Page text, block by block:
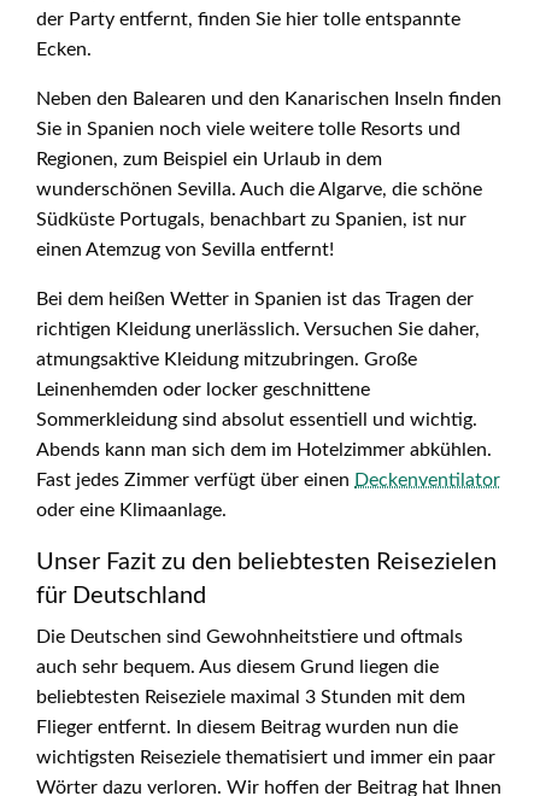
der Party entfernt, finden Sie hier tolle entspannte
Ecken.
Neben den Balearen und den Kanarischen Inseln finden
Sie in Spanien noch viele weitere tolle Resorts und
Regionen, zum Beispiel ein Urlaub in dem
wunderschönen Sevilla. Auch die Algarve, die schöne
Südküste Portugals, benachbart zu Spanien, ist nur
einen Atemzug von Sevilla entfernt!
Bei dem heißen Wetter in Spanien ist das Tragen der
richtigen Kleidung unerlässlich. Versuchen Sie daher,
atmungsaktive Kleidung mitzubringen. Große
Leinenhemden oder locker geschnittene
Sommerkleidung sind absolut essentiell und wichtig.
Abends kann man sich dem im Hotelzimmer abkühlen.
Fast jedes Zimmer verfügt über einen Deckenventilator
oder eine Klimaanlage.
Unser Fazit zu den beliebtesten Reisezielen
für Deutschland
Die Deutschen sind Gewohnheitstiere und oftmals
auch sehr bequem. Aus diesem Grund liegen die
beliebtesten Reiseziele maximal 3 Stunden mit dem
Flieger entfernt. In diesem Beitrag wurden nun die
wichtigsten Reiseziele thematisiert und immer ein paar
Wörter dazu verloren. Wir hoffen der Beitrag hat Ihnen